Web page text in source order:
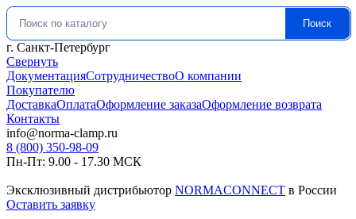
Искать: Поиск
г. Санкт-Петербург
Свернуть
ДокументацияСотрудничествоО компании
Покупателю
ДоставкаОплатаОформление заказаОформление возврата
Контакты
info@norma-clamp.ru
8 (800) 350-98-09
Пн-Пт: 9.00 - 17.30 МСК
Эксклюзивный дистрибьютор NORMACONNECT в России
Оставить заявку